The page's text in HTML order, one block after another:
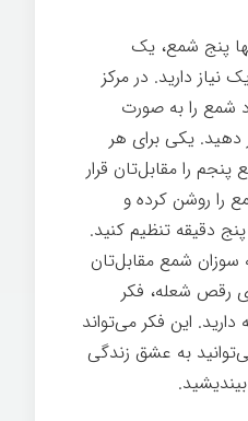
پنج شمع، یک
نیاز دارید. در مرکز
شمع را به صورت
دهید. یکی برای هر
را مقابل‌تان قرار
را روشن کرده و
دقیقه تنظیم کنید.
سوزان شمع مقابل‌تان
رقص شعله، فکر
این فکر می‌تواند
به عشق زندگی